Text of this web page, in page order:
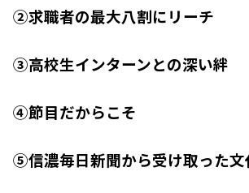
②求職者の最大八割にリーチ
③高校生インターンとの深い絆
④節目だからこそ
⑤信濃毎日新聞から受け取った文